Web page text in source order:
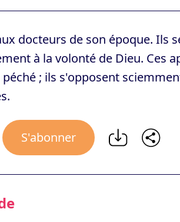
docteurs de son époque. Ils
à la volonté de Dieu. Ces
; ils s'opposent
S'abonner